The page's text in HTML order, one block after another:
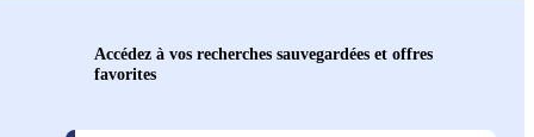
Accédez à vos recherches sauvegardées et offres
favorites